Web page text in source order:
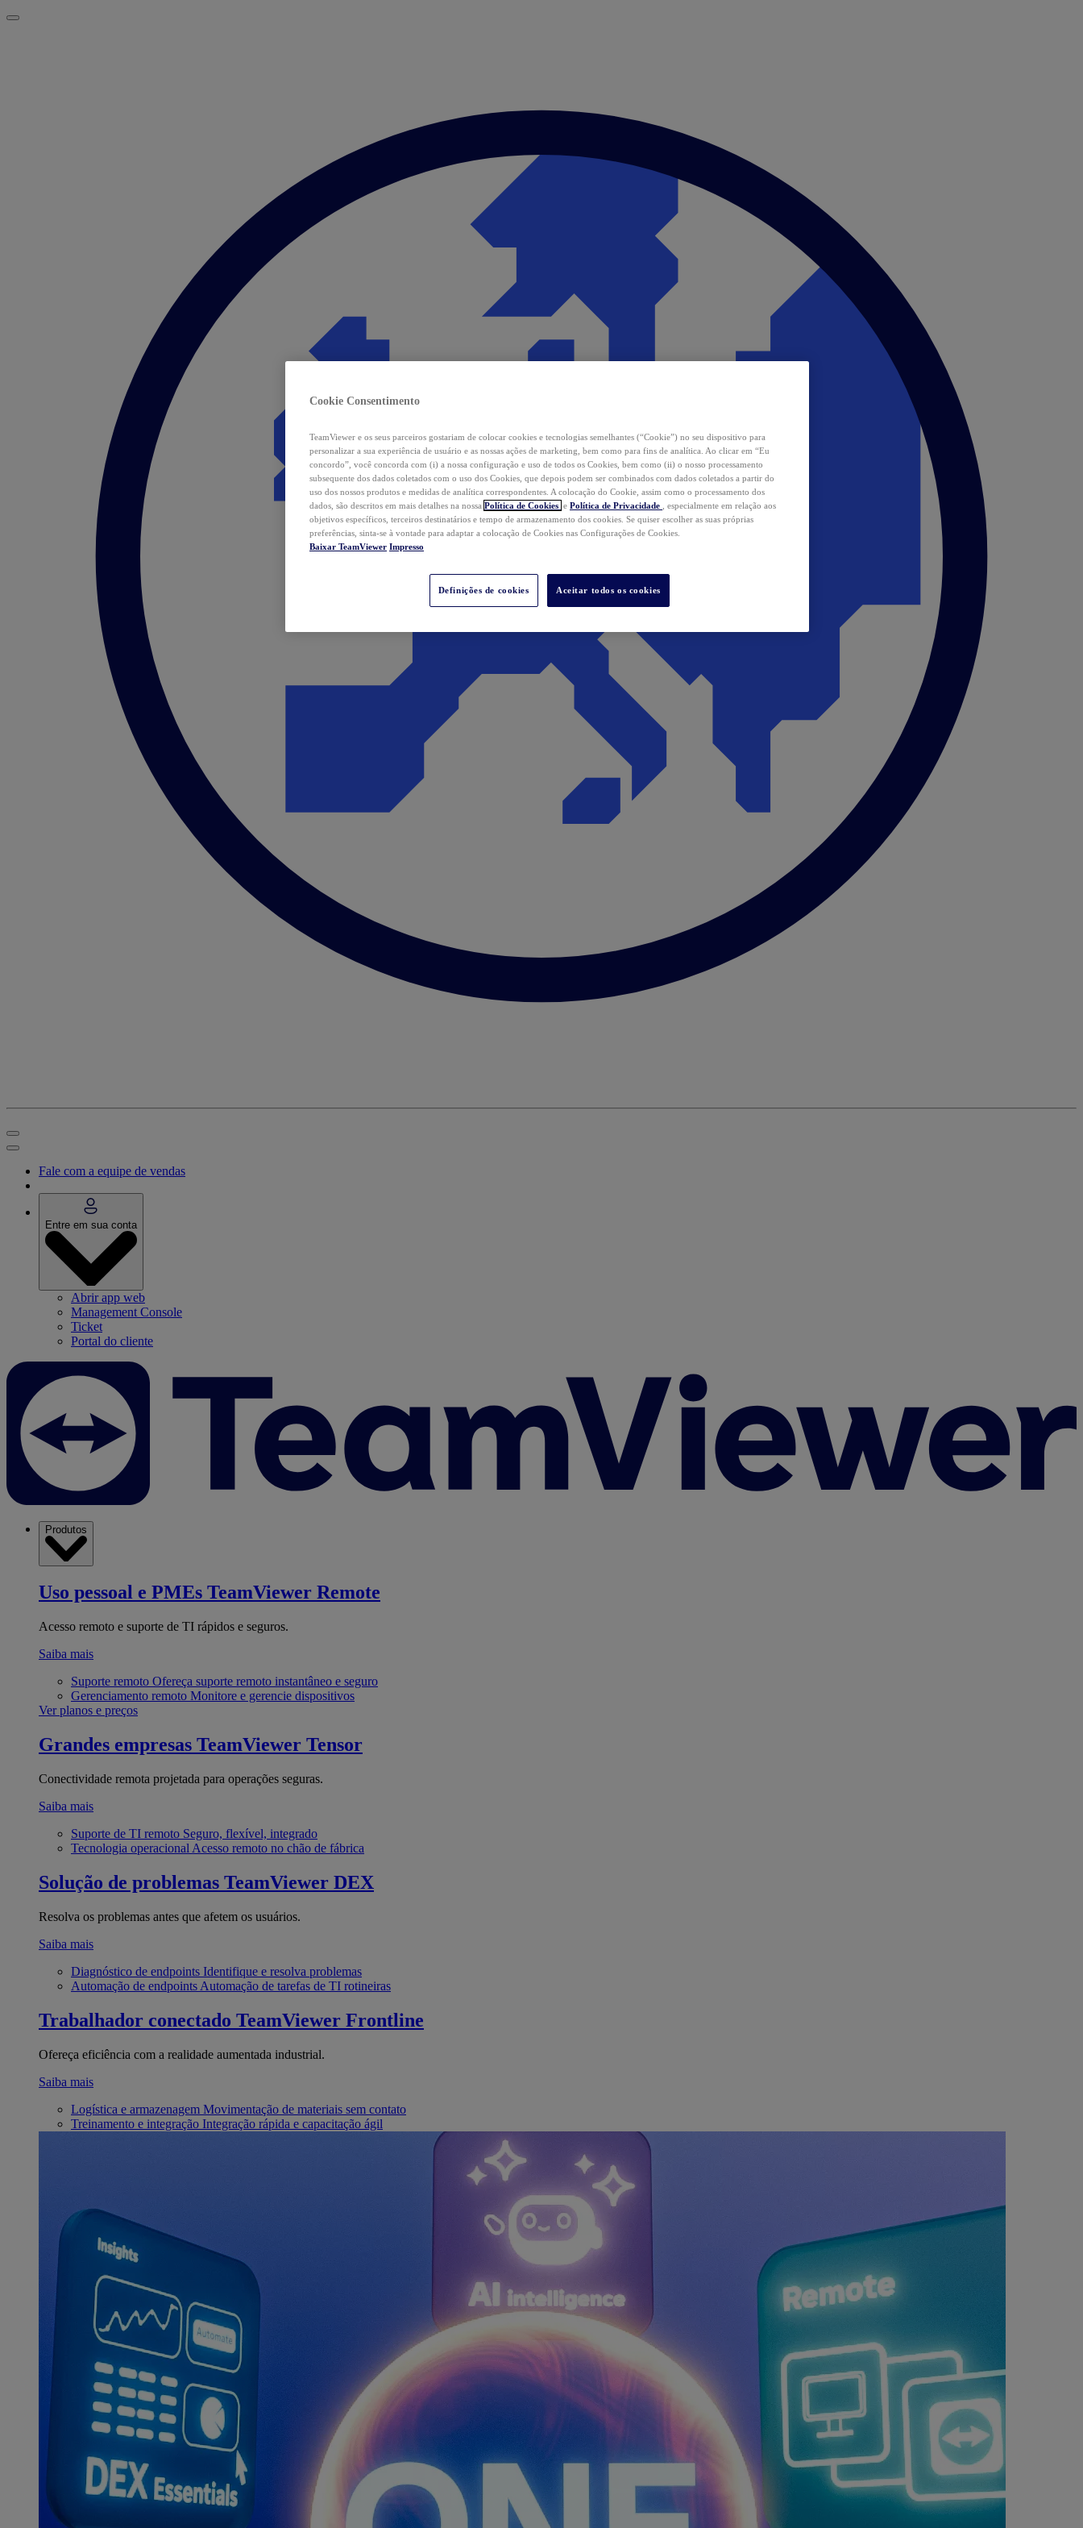
Fale com a equipe de vendas
Entre em sua conta
Abrir app web
Management Console
Ticket
Portal do cliente
Produtos
Uso pessoal e PMEs TeamViewer Remote
Acesso remoto e suporte de TI rápidos e seguros.
Saiba mais
Suporte remoto Ofereça suporte remoto instantâneo e seguro
Gerenciamento remoto Monitore e gerencie dispositivos
Ver planos e preços
Grandes empresas TeamViewer Tensor
Conectividade remota projetada para operações seguras.
Saiba mais
Suporte de TI remoto Seguro, flexível, integrado
Tecnologia operacional Acesso remoto no chão de fábrica
Solução de problemas TeamViewer DEX
Resolva os problemas antes que afetem os usuários.
Saiba mais
Diagnóstico de endpoints Identifique e resolva problemas
Automação de endpoints Automação de tarefas de TI rotineiras
Trabalhador conectado TeamViewer Frontline
Ofereça eficiência com a realidade aumentada industrial.
Saiba mais
Logística e armazenagem Movimentação de materiais sem contato
Treinamento e integração Integração rápida e capacitação ágil
Cookie Consentimento
TeamViewer e os seus parceiros gostariam de colocar cookies e tecnologias semelhantes (“Cookie”) no seu dispositivo para
personalizar a sua experiência de usuário e as nossas ações de marketing, bem como para fins de analítica. Ao clicar em “Eu
concordo”, você concorda com (i) a nossa configuração e uso de todos os Cookies, bem como (ii) o nosso processamento
subsequente dos dados coletados com o uso dos Cookies, que depois podem ser combinados com dados coletados a partir do
uso dos nossos produtos e medidas de analítica correspondentes. A colocação do Cookie, assim como o processamento dos
dados, são descritos em mais detalhes na nossa Política de Cookies e Política de Privacidade
, especialmente em relação aos
objetivos específicos, terceiros destinatários e tempo de armazenamento dos cookies. Se quiser escolher as suas próprias
preferências, sinta-se à vontade para adaptar a colocação de Cookies nas Configurações de Cookies.
Baixar TeamViewer Impresso
Definições de cookies Aceitar todos os cookies